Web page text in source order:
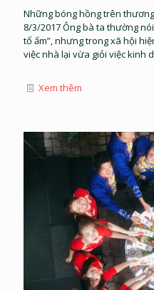
Những bóng hồng trên thương
8/3/2017 Ông bà ta thường
tổ ấm”, nhưng trong xã hội
việc nhà lại vừa giỏi việc kinh
Xem thêm